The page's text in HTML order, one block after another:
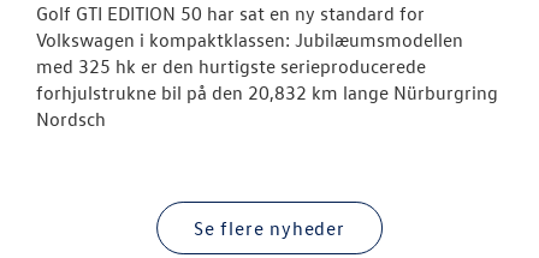
Golf GTI EDITION 50 har sat en ny standard for
Volkswagen i kompaktklassen: Jubilæumsmodellen
med 325 hk er den hurtigste serieproducerede
forhjulstrukne bil på den 20,832 km lange Nürburgring
Nordsch
Se flere nyheder